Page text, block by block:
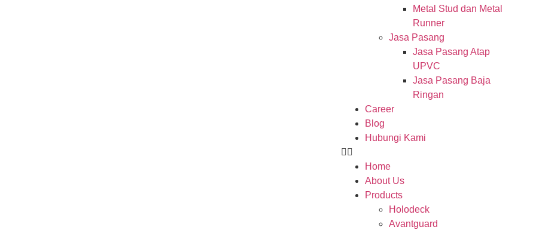
Metal Stud dan Metal
Runner
Jasa Pasang
Jasa Pasang Atap
UPVC
Jasa Pasang Baja
Ringan
Career
Blog
Hubungi Kami
Home
About Us
Products
Holodeck
Avantguard